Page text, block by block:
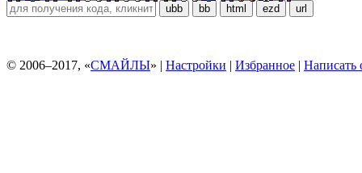
ubb bb html ezd url
© 2006–2017, «СМАЙЛЫ» | Настройки | Избранное | Написать